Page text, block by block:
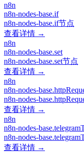
n8n
n8n-nodes-base.if
n8n-nodes-base.if节点
查看详情 →
n8n
n8n-nodes-base.set
n8n-nodes-base.set节点
查看详情 →
n8n
n8n-nodes-
n8n-nodes-
查看详情 →
n8n
n8n-nodes-
n8n-nodes-
查看详情 →